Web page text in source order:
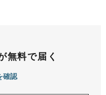
無料で届く
確認